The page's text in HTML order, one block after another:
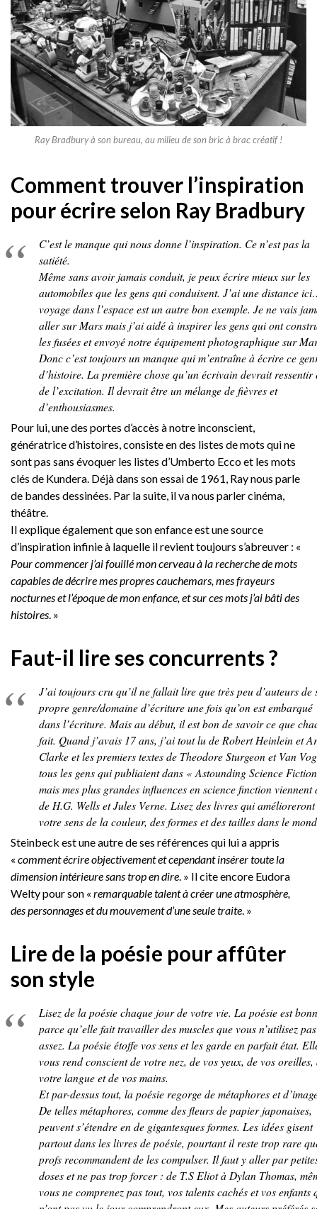
Ray Bradbury à son bureau, au milieu de son bric à brac créatif !
Comment trouver l’inspiration
pour écrire selon Ray Bradbury
C’est le manque qui nous donne l’inspiration. Ce n’est pas la
satiété.
Même sans avoir jamais conduit, je peux écrire mieux sur les
automobiles que les gens qui conduisent. J’ai une distance
voyage dans l’espace est un autre bon exemple. Je ne vais
aller sur Mars mais j’ai aidé à inspirer les gens qui ont
les fusées et envoyé notre équipement photographique sur
Donc c’est toujours un manque qui m’entraîne à écrire ce
d’histoire. La première chose qu’un écrivain devrait ressentir
de l’excitation. Il devrait être un mélange de fièvres et
d’enthousiasmes.
Pour lui, une des portes d’accès à notre inconscient,
génératrice d’histoires, consiste en des listes de mots qui ne
sont pas sans évoquer les listes d’Umberto Ecco et les mots
clés de Kundera. Déjà dans son essai de 1961, Ray nous parle
de bandes dessinées. Par la suite, il va nous parler cinéma,
théâtre.
Il explique également que son enfance est une source
d’inspiration infinie à laquelle il revient toujours s’abreuver : «
Pour commencer j’ai fouillé mon cerveau à la recherche de mots
capables de décrire mes propres cauchemars, mes frayeurs
nocturnes et l’époque de mon enfance, et sur ces mots j’ai bâti des
histoires . »
Faut-il lire ses concurrents ?
J’ai toujours cru qu’il ne fallait lire que très peu d’auteurs de
propre genre/domaine d’écriture une fois qu’on est embarqué
dans l’écriture. Mais au début, il est bon de savoir ce que
fait. Quand j’avais 17 ans, j’ai tout lu de Robert Heinlein et
Clarke et les premiers textes de Theodore Sturgeon et Van
tous les gens qui publiaient dans « Astounding Science Fiction
mais mes plus grandes influences en science finction viennent
de H.G. Wells et Jules Verne. Lisez des livres qui amélioreront
votre sens de la couleur, des formes et des tailles dans le
Steinbeck est une autre de ses références qui lui a appris
« comment écrire objectivement et cependant insérer toute la
dimension intérieure sans trop en dire . » Il cite encore Eudora
Welty pour son « remarquable talent à créer une atmosphère,
des personnages et du mouvement d’une seule traite . »
Lire de la poésie pour affûter
son style
Lisez de la poésie chaque jour de votre vie. La poésie est
parce qu’elle fait travailler des muscles que vous n’utilisez pas
assez. La poésie étoffe vos sens et les garde en parfait état.
vous rend conscient de votre nez, de vos yeux, de vos oreilles,
votre langue et de vos mains.
Et par-dessus tout, la poésie regorge de métaphores et
De telles métaphores, comme des fleurs de papier japonaises,
peuvent s’étendre en de gigantesques formes. Les idées gisent
partout dans les livres de poésie, pourtant il reste trop rare
profs recommandent de les compulser. Il faut y aller par
doses et ne pas trop forcer : de T.S Eliot à Dylan Thomas,
vous ne comprenez pas tout, vos talents cachés et vos enfants